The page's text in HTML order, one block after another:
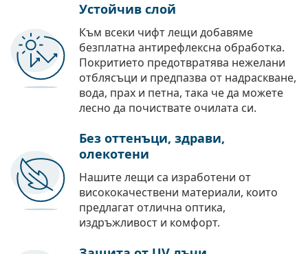
Устойчив слой
Към всеки чифт лещи добавяме
безплатна антирефлексна обработка.
Покритието предотвратява нежелани
отблясъци и предпазва от надраскване,
вода, прах и петна, така че да можете
лесно да почиствате очилата си.
Без оттенъци, здрави,
олекотени
Нашите лещи са изработени от
висококачествени материали, които
предлагат отлична оптика,
издръжливост и комфорт.